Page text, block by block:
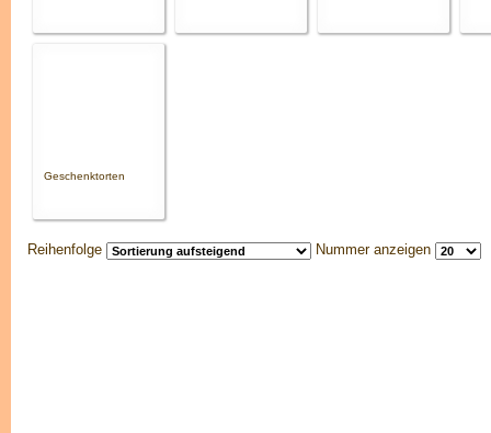
Geschenktorten
Reihenfolge Nummer anzeigen